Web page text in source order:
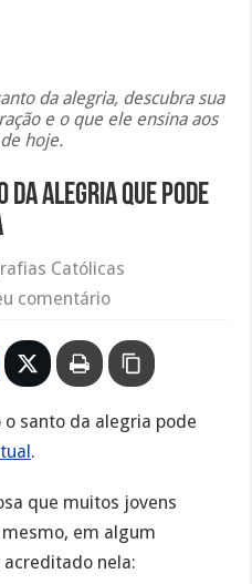
da alegria, descubra sua
e o que ele ensina aos
hoje.
da alegria que pode
Católicas
comentário
o santo da alegria pode
.
que muitos jovens
em algum
nela: